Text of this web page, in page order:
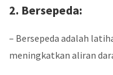
2. Bersepeda:
– Bersepeda adalah
meningkatkan aliran